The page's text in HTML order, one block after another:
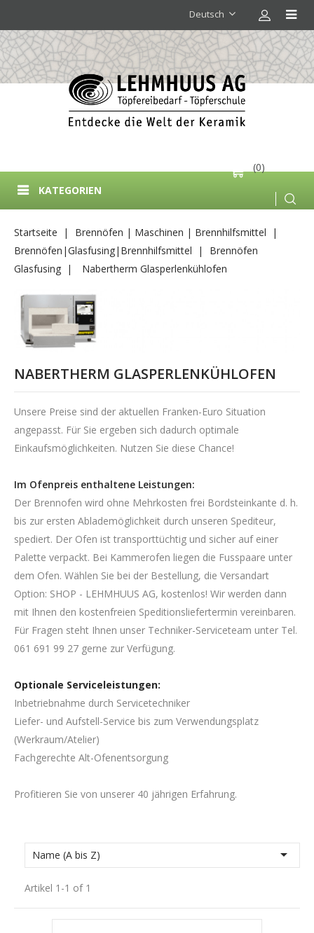
Deutsch
(0)
KATEGORIEN
Startseite
Brennöfen | Maschinen | Brennhilfsmittel
Brennöfen|Glasfusing|Brennhilfsmittel
Brennöfen
Glasfusing
Nabertherm Glasperlenkühlofen
NABERTHERM GLASPERLENKÜHLOFEN
Unsere Preise sind der aktuellen Franken-Euro Situation
angepasst. Für Sie ergeben sich dadurch optimale
Einkaufsmöglichkeiten. Nutzen Sie diese Chance!
Im Ofenpreis enthaltene Leistungen:
Der Brennofen wird ohne Mehrkosten frei Bordsteinkante d. h.
bis zur ersten Ablademöglichkeit durch unseren Spediteur,
spediert. Der Ofen ist transporttüchtig und sicher auf einer
Palette verpackt. Bei Kammerofen liegen die Fusspaare unter
dem Ofen. Wählen Sie bei der Bestellung, die Versandart
Option: SHOP - LEHMHUUS AG, kostenlos! Wir werden dann
mit Ihnen den kostenfreien Speditionsliefertermin vereinbaren.
Für Fragen steht Ihnen unser Techniker-Serviceteam unter Tel.
061 691 99 27 gerne zur Verfügung.
Optionale Serviceleistungen:
Inbetriebnahme durch Servicetechniker
Liefer- und Aufstell-Service bis zum Verwendungsplatz
(Werkraum/Atelier)
Fachgerechte Alt-Ofenentsorgung
Profitieren Sie von unserer 40 jährigen Erfahrung.
Name (A bis Z) 
Artikel 1-1 of 1